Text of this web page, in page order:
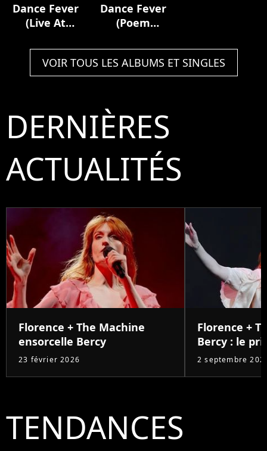
Dance Fever
(Live At
Square
Garden)
Dance Fever
(Poem
VOIR TOUS LES ALBUMS ET SINGLES
DERNIÈRES
ACTUALITÉS
Florence + The Machine
ensorcelle Bercy
23 février 2026
Florence +
Bercy : le
2 septembre
TENDANCES